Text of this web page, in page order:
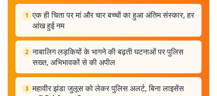
1 एक ही चिता पर मां और चार बच्चों का हुआ अंतिम संस्कार, हर
आंख हुई नम
2 नाबालिग लड़कियों के भागने की बढ़ती घटनाओं पर पुलिस
सख्त, अभिभावकों से की अपील
3 महावीर झंडा जुलूस को लेकर पुलिस अलर्ट, बिना लाइसेंस